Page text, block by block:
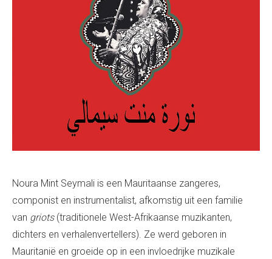
Noura Mint Seymali is een Mauritaanse zangeres,
componist en instrumentalist, afkomstig uit een familie
van griots(traditionele West-Afrikaanse muzikanten,
dichters en verhalenvertellers). Ze werd geboren in
Mauritanië en groeide op in een invloedrijke muzikale